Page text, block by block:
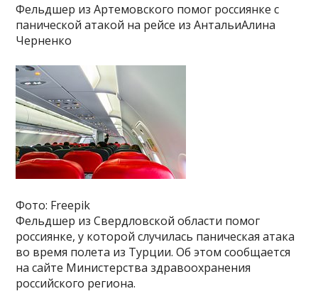
Фельдшер из Артемовского помог россиянке с
панической атакой на рейсе из АнтальиАлина
Черненко
Фото: Freepik
Фельдшер из Свердловской области помог
россиянке, у которой случилась паническая атака
во время полета из Турции. Об этом сообщается
на сайте Министерства здравоохранения
российского региона.